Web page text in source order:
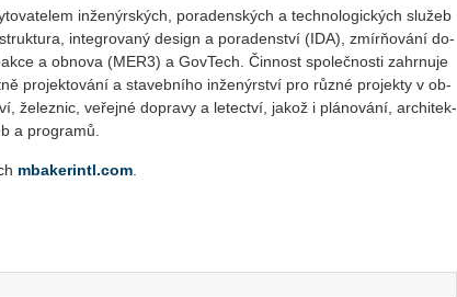
in­že­nýr­ských, po­ra­den­ských a tech­no­lo­gic­kých slu­žeb
in­te­gro­va­ný de­sign a po­ra­den­ství (IDA), zmír­ňo­vání do­
a ob­no­va (MER3) a GovTech. Čin­nost spo­leč­nos­ti za­hr­nu­je
pro­jek­to­vá­ní a sta­veb­ní­ho in­že­nýr­ství pro různé pro­jek­ty v ob­
že­lez­nic, ve­řej­né do­pra­vy a le­tec­tví, jakož i plá­no­vá­ní, ar­chi­tek­
a pro­gra­mů.
mbakerintl.com